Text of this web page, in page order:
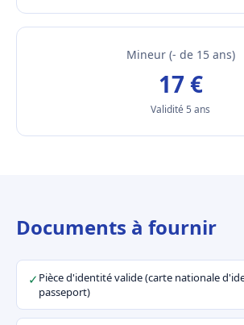
Mineur (- de 15 ans)
17 €
Validité 5 ans
Documents à fournir
✓ Pièce d'identité valide (carte nationale
passeport)